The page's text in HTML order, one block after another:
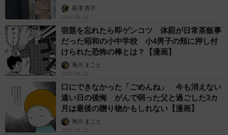
す【夫婦関係修復カウンセラーが解説】
長澤 芳子
2026.08.10
宿題を忘れたら即ゲンコツ 体罰が日常茶飯事
だった昭和の小中学校 小4男子の頬に押し付
けられた恐怖の棒とは？【漫画】
海川 まこと
2026.08.10
口にできなかった「ごめんね」 今も消えない
遠い日の後悔 がんで弱った父と過ごした3カ
月は最後の贈り物かもしれない【漫画】
海川 まこと
2026.08.10